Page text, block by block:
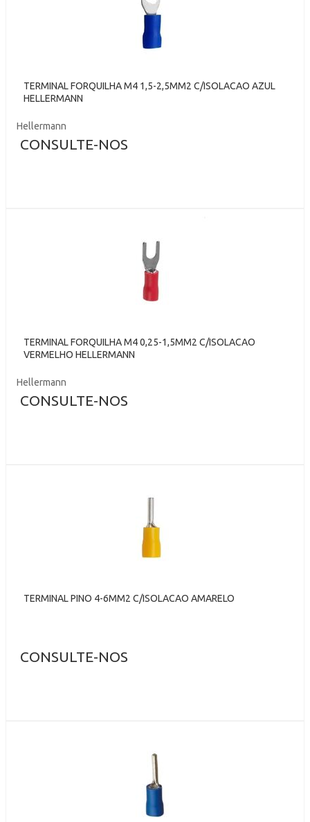
TERMINAL FORQUILHA M4 1,5-2,5MM2 C/ISOLACAO AZUL
HELLERMANN
Hellermann
CONSULTE-NOS
TERMINAL FORQUILHA M4 0,25-1,5MM2 C/ISOLACAO
VERMELHO HELLERMANN
Hellermann
CONSULTE-NOS
TERMINAL PINO 4-6MM2 C/ISOLACAO AMARELO
CONSULTE-NOS